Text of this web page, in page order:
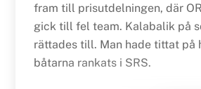
fram till prisutdelningen, där
gick till fel team. Kalabalik på
rättades till. Man hade tittat på
båtarna rankats i SRS.